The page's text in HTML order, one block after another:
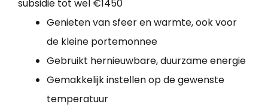
subsidie tot wel €1450
Genieten van sfeer en warmte, ook voor
de kleine portemonnee
Gebruikt hernieuwbare, duurzame energie
Gemakkelijk instellen op de gewenste
temperatuur